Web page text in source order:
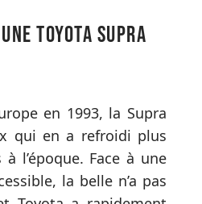
Toyota Supra
en 1993, la Supra
qui en a refroidi plus
l’époque. Face à une
la belle n’a pas